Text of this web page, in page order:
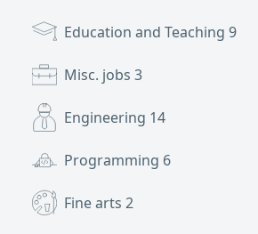
Education and Teaching 9
Misc. jobs 3
Engineering 14
Programming 6
Fine arts 2